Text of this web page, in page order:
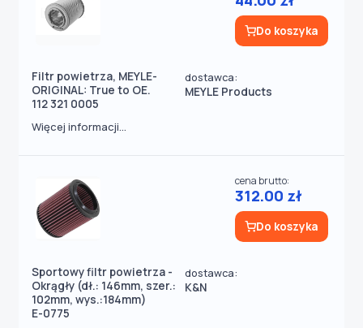
Filtr powietrza, MEYLE-
ORIGINAL: True to OE.
112 321 0005
dostawca:
MEYLE Products
Do koszyka
Więcej informacji...
Sportowy filtr powietrza -
Okrągły (dł.: 146mm, szer.:
102mm, wys.:184mm)
E-0775
dostawca:
K&N
cena brutto:
312.00 zł
Do koszyka